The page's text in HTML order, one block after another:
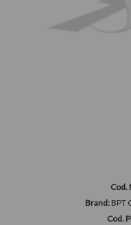
Cod.
Brand: BPT
Cod.